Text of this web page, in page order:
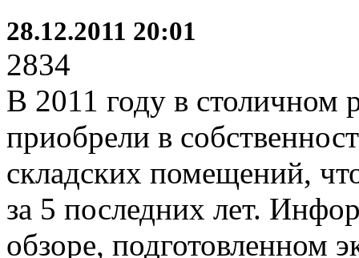
28.12.2011 20:01
2834
В 2011 году в столичном
приобрели в
складских помещений,
за 5 последних лет.
обзоре, подготовленном